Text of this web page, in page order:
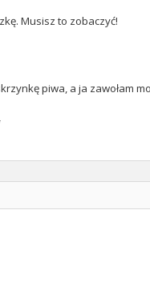
Musisz to zobaczyć!
piwa, a ja zawołam